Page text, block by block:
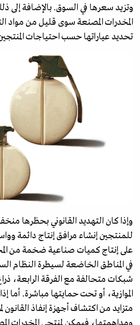
وتزيد سعرها في السوق. بالإضافة إلى
المخدرات المصنعة سوى قليل من مواد
تحديد عياراتها حسب احتياجات
وإذا كان التهديد القانوني بحظرها
للمنتجين إنشاء مرافق إنتاج دائمة
على إنتاج كميات صناعية ضخمة من
في المناطق الخاضعة لسيطرة النظام
شبكات متحالفة مع الفرقة الرابعة،
الموازية، أو تحت حمايتها مباشرة. أما
متزايد من اكتشاف أجهزة إنفاذ القانون